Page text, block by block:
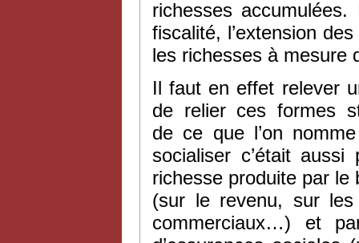
richesses
fiscalité, l’extension
les richesses à mesure
Il faut en effet relever
de relier ces formes
de ce que l’on
socialiser c’était
richesse produite par le
(sur le revenu, sur
commerciaux…) et